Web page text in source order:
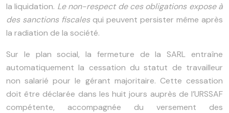
la liquidation. Le non-respect de ces obligations expose à
des sanctions fiscalesqui peuvent persister même après
la radiation de la société.
Sur le plan social, la fermeture de la SARL entraîne
automatiquement la cessation du statut de travailleur
non salarié pour le gérant majoritaire. Cette cessation
doit être déclarée dans les huit jours auprès de l’URSSAF
compétente, accompagnée du versement des